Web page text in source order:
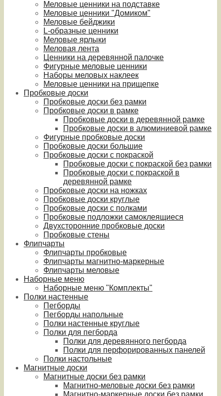
Меловые ценники на подставке
Меловые ценники "Домиком"
Меловые бейджики
L-образные ценники
Меловые ярлыки
Меловая лента
Ценники на деревянной палочке
Фигурные меловые ценники
Наборы меловых наклеек
Меловые ценники на прищепке
Пробковые доски
Пробковые доски без рамки
Пробковые доски в рамке
Пробковые доски в деревянной рамке
Пробковые доски в алюминиевой рамке
Фигурные пробковые доски
Пробковые доски большие
Пробковые доски с покраской
Пробковые доски с покраской без рамки
Пробковые доски с покраской в
деревянной рамке
Пробковые доски на ножках
Пробковые доски круглые
Пробковые доски с полками
Пробковые подложки самоклеящиеся
Двухсторонние пробковые доски
Пробковые стены
Флипчарты
Флипчарты пробковые
Флипчарты магнитно-маркерные
Флипчарты меловые
Наборные меню
Наборные меню "Комплекты"
Полки настенные
Пегборды
Пегборды напольные
Полки настенные круглые
Полки для пегборда
Полки для деревянного пегборда
Полки для перфорированных панелей
Полки настольные
Магнитные доски
Магнитные доски без рамки
Магнитно-меловые доски без рамки
Магнитно-маркерные доски без рамки